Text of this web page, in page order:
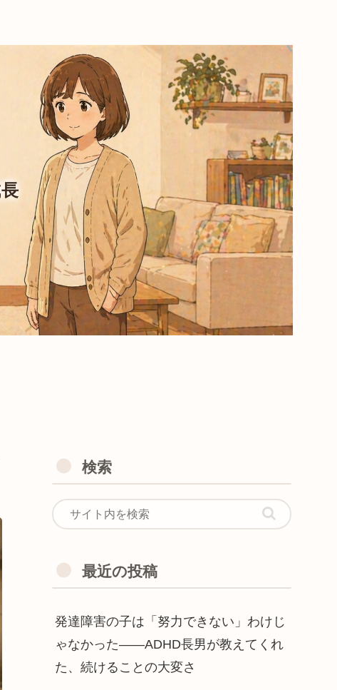
検索
最近の投稿
発達障害の子は「努力できない」わけじ
ゃなかった——ADHD長男が教えてくれ
た、続けることの大変さ